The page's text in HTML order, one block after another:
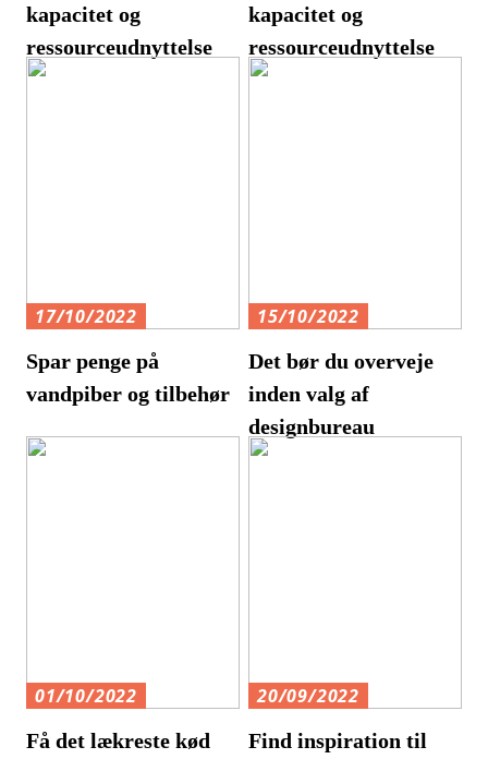
kapacitet og
ressourceudnyttelse
kapacitet og
ressourceudnyttelse
17/10/2022
Spar penge på
vandpiber og tilbehør
15/10/2022
Det bør du overveje
inden valg af
designbureau
01/10/2022
Få det lækreste kød
20/09/2022
Find inspiration til